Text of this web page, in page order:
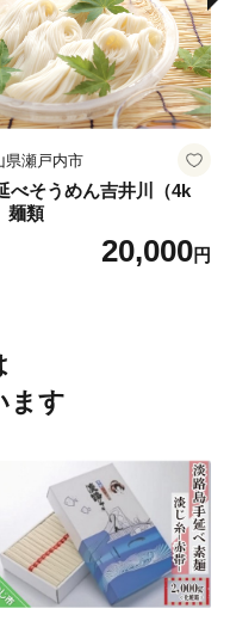
県瀬戸内市
べそうめん吉井川（4k
麺類
20,000円
ます